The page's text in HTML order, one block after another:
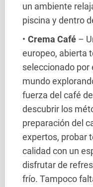
un ambiente
piscina y dentro
Crema Café –
europeo, abierta
seleccionado por
mundo
fuerza del café
descubrir los
preparación del
expertos, probar
calidad con un
disfrutar de
frío. Tampoco